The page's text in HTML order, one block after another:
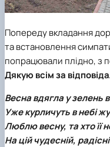
Попереду вкладання
та встановлення
попрацювали плідно, з
Дякую всім за
Весна вдягла у зелень
Уже курличуть в небі
Люблю весну, та хто її
На цій чудесній,